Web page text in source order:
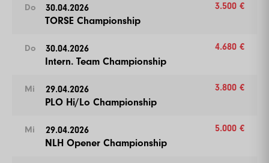
Do 30.04.2026
TORSE Championship
3.500 €
Do 30.04.2026
Intern. Team Championship
4.680 €
Mi 29.04.2026
PLO Hi/Lo Championship
3.800 €
Mi 29.04.2026
NLH Opener Championship
5.000 €